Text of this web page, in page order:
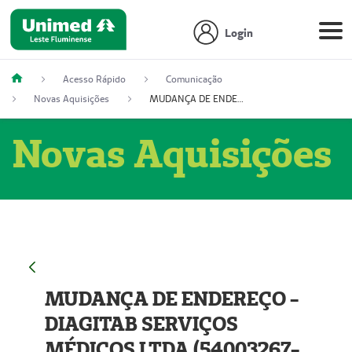
Login
Acesso Rápido
Comunicação
Novas Aquisições
MUDANÇA DE ENDEREÇO - DIAGITAB SERVIÇOS MÉDICOS LTDA (54003267-5)
Novas Aquisições
MUDANÇA DE ENDEREÇO -
DIAGITAB SERVIÇOS